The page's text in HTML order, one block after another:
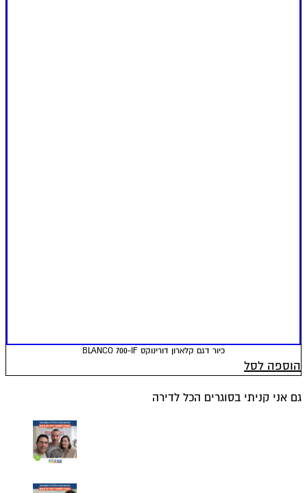
כיור דגם קלארון דורינוקס BLANCO 700-IF
הוספה לסל
גם אני קניתי בסוגרים הכל לדירה